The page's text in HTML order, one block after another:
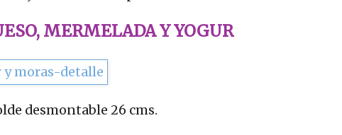
MERMELADA Y YOGUR
desmontable 26 cms.